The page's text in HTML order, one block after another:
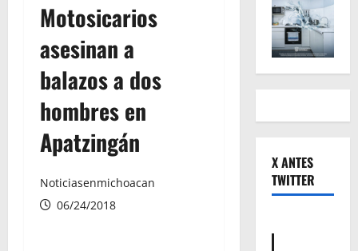
Motosicarios
asesinan a
balazos a dos
hombres en
Apatzingán
Noticiasenmichoacan
06/24/2018
X ANTES
TWITTER